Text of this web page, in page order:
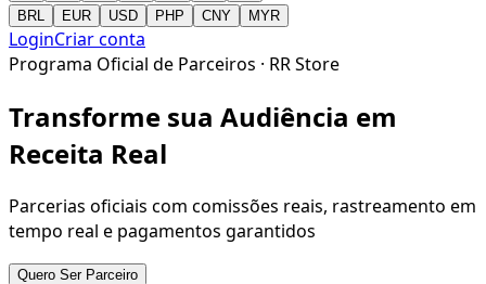
BRL
EUR USD PHP CNY MYR
LoginCriar conta
Programa Oficial de Parceiros · RR Store
Transforme sua Audiência em
Receita Real
Parcerias oficiais com comissões reais, rastreamento em
tempo real e pagamentos garantidos
Quero Ser Parceiro